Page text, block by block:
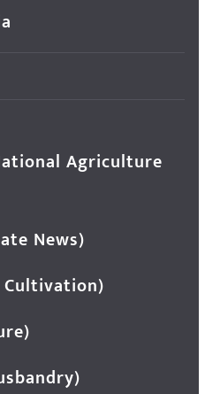
(National Agriculture
News)